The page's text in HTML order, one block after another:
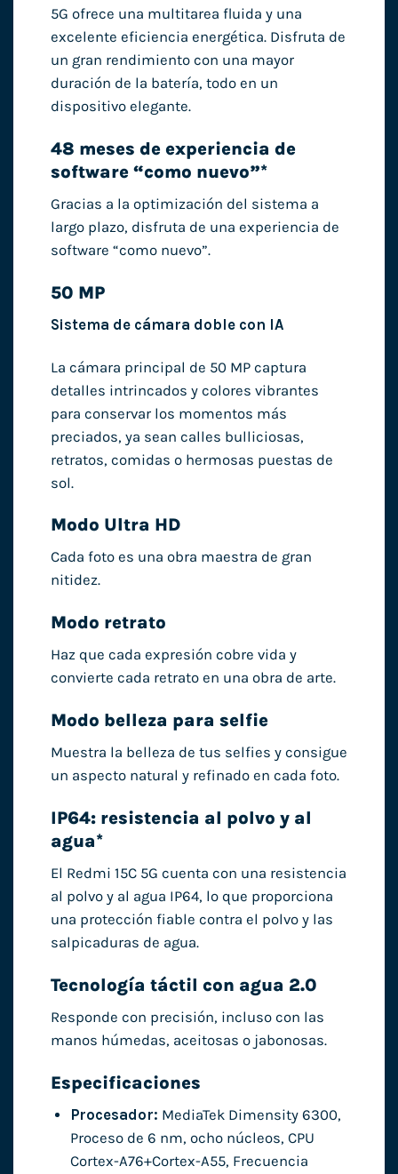
5G ofrece una multitarea fluida y una
excelente eficiencia energética. Disfruta de
un gran rendimiento con una mayor
duración de la batería, todo en un
dispositivo elegante.
48 meses de experiencia de
software “como nuevo”*
Gracias a la optimización del sistema a
largo plazo, disfruta de una experiencia de
software “como nuevo”.
50 MP
Sistema de cámara doble con IA
La cámara principal de 50 MP captura
detalles intrincados y colores vibrantes
para conservar los momentos más
preciados, ya sean calles bulliciosas,
retratos, comidas o hermosas puestas de
sol.
Modo Ultra HD
Cada foto es una obra maestra de gran
nitidez.
Modo retrato
Haz que cada expresión cobre vida y
convierte cada retrato en una obra de arte.
Modo belleza para selfie
Muestra la belleza de tus selfies y consigue
un aspecto natural y refinado en cada foto.
IP64: resistencia al polvo y al
agua*
El Redmi 15C 5G cuenta con una resistencia
al polvo y al agua IP64, lo que proporciona
una protección fiable contra el polvo y las
salpicaduras de agua.
Tecnología táctil con agua 2.0
Responde con precisión, incluso con las
manos húmedas, aceitosas o jabonosas.
Especificaciones
Procesador: MediaTek Dimensity 6300,
Proceso de 6 nm, ocho núcleos, CPU
Cortex-A76+Cortex-A55, Frecuencia